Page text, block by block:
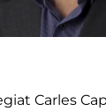
Carles